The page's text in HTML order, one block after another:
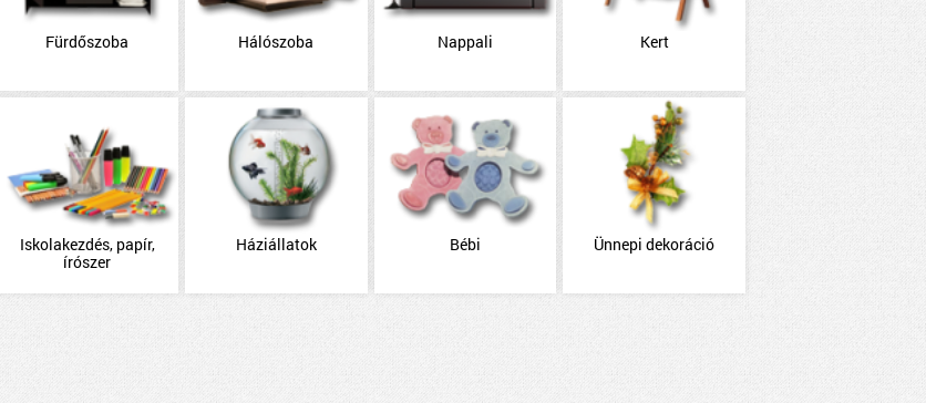
Fürdőszoba Hálószoba Nappali Kert
Iskolakezdés, papír,
írószer
Háziállatok Bébi Ünnepi dekoráció